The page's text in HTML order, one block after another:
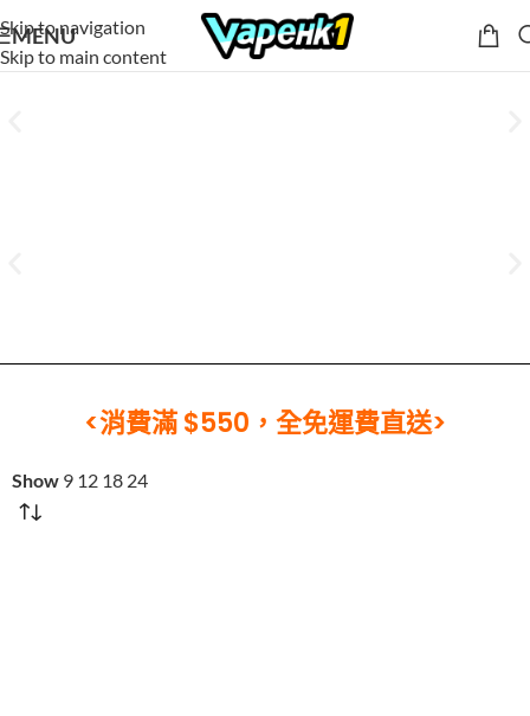
Skip to navigation
Skip to main content
MENU
<消費滿 $550，全免運費直送>
Show 9 12 18 24